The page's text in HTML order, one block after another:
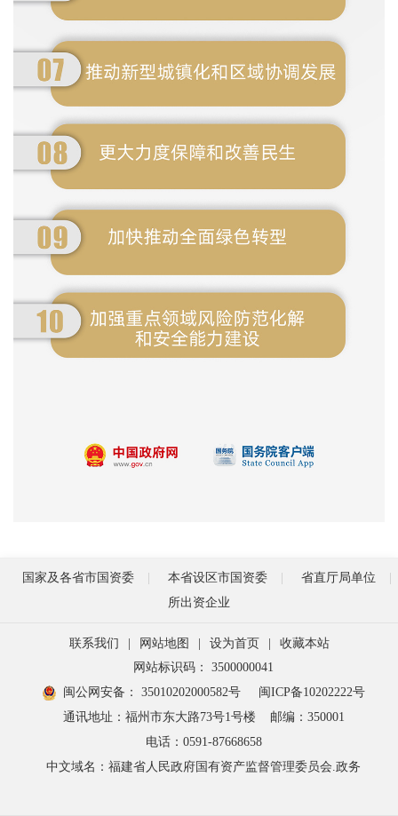
国家及各省市国资委 本省设区市国资委
省直厅局单位
所出资企业
联系我们 网站地图 设为首页
收藏本站
网站标识码： 3500000041
闽公网安备： 35010202000582号
闽ICP备10202222号
通讯地址：福州市东大路73号1号楼
邮编：350001
电话：0591-87668658
中文域名：福建省人民政府国有资产监督管理委员会.政务